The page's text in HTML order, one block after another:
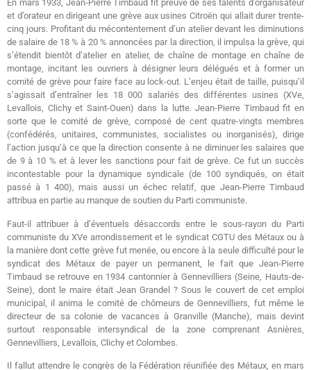
En mars 1933, Jean-Pierre Timbaud fit preuve de ses talents d’organisateur
et d’orateur en dirigeant une grève aux usines Citroën qui allait durer trente-
cinq jours. Profitant du mécontentement d’un atelier devant les diminutions
de salaire de 18 % à 20 % annoncées par la direction, il impulsa la grève, qui
s’étendit bientôt d’atelier en atelier, de chaîne de montage en chaîne de
montage, incitant les ouvriers à désigner leurs délégués et à former un
comité de grève pour faire face au lock-out. L’enjeu était de taille, puisqu’il
s’agissait d’entraîner les 18 000 salariés des différentes usines (XVe,
Levallois, Clichy et Saint-Ouen) dans la lutte. Jean-Pierre Timbaud fit en
sorte que le comité de grève, composé de cent quatre-vingts membres
(confédérés, unitaires, communistes, socialistes ou inorganisés), dirige
l’action jusqu’à ce que la direction consente à ne diminuer les salaires que
de 9 à 10 % et à lever les sanctions pour fait de grève. Ce fut un succès
incontestable pour la dynamique syndicale (de 100 syndiqués, on était
passé à 1 400), mais aussi un échec relatif, que Jean-Pierre Timbaud
attribua en partie au manque de soutien du Parti communiste.
Faut-il attribuer à d’éventuels désaccords entre le sous-rayon du Parti
communiste du XVe arrondissement et le syndicat CGTU des Métaux ou à
la manière dont cette grève fut menée, ou encore à la seule difficulté pour le
syndicat des Métaux de payer un permanent, le fait que Jean-Pierre
Timbaud se retrouve en 1934 cantonnier à Gennevilliers (Seine, Hauts-de-
Seine), dont le maire était Jean Grandel ? Sous le couvert de cet emploi
municipal, il anima le comité de chômeurs de Gennevilliers, fut même le
directeur de sa colonie de vacances à Granville (Manche), mais devint
surtout responsable intersyndical de la zone comprenant Asnières,
Gennevilliers, Levallois, Clichy et Colombes.
Il fallut attendre le congrès de la Fédération réunifiée des Métaux, en mars